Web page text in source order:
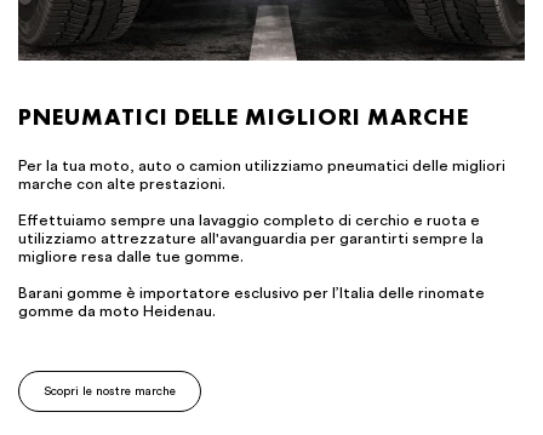
PNEUMATICI DELLE MIGLIORI MARCHE
Per la tua moto, auto o camion utilizziamo pneumatici delle migliori
marche con alte prestazioni.
Effettuiamo sempre una lavaggio completo di cerchio e ruota e
utilizziamo attrezzature all'avanguardia per garantirti sempre la
migliore resa dalle tue gomme.
Barani gomme è importatore esclusivo per l’Italia delle rinomate
gomme da moto Heidenau.
Scopri le nostre marche